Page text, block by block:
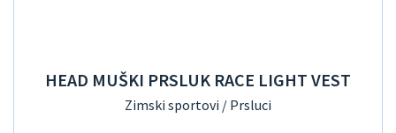
HEAD MUŠKI PRSLUK RACE LIGHT VEST
Zimski sportovi / Prsluci